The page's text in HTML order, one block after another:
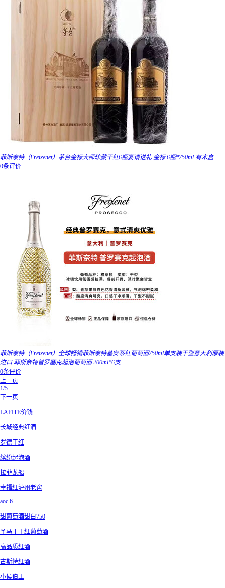
菲斯奈特（Freixenet）茅台金标大师珍藏干红6瓶宴请送礼 金标 6瓶*750ml 有木盒
0条评价
菲斯奈特（Freixenet）全球畅销菲斯奈特基安蒂红葡萄酒750ml单支装干型意大利原装
进口 菲斯奈特普罗塞克起泡葡萄酒 200ml*6支
0条评价
上一页
1/5
下一页
LAFITE价钱
长城经典红酒
罗德干红
缤纷起泡酒
拉菲龙船
幸福红泸州老窖
aoc 6
甜葡萄酒甜白750
圣马丁干红葡萄酒
高品质红酒
古斯特红酒
小侯伯王